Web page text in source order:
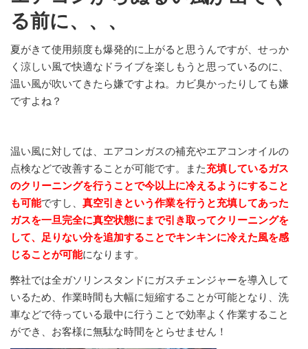
る前に、、、
夏がきて使用頻度も爆発的に上がると思うんですが、せっか
く涼しい風で快適なドライブを楽しもうと思っているのに、
温い風が吹いてきたら嫌ですよね。カビ臭かったりしても嫌
ですよね？
温い風に対しては、エアコンガスの補充やエアコンオイルの
点検などで改善することが可能です。また充填しているガス
のクリーニングを行うことで今以上に冷えるようにすること
も可能ですし、 真空引きという作業を行うと充填してあった
ガスを一旦完全に真空状態にまで引き取ってクリーニングを
して、足りない分を追加することでキンキンに冷えた風を感
じることが可能になります。
弊社では全ガソリンスタンドにガスチェンジャーを導入して
いるため、作業時間も大幅に短縮することが可能となり、洗
車などで待っている最中に行うことで効率よく作業すること
ができ、お客様に無駄な時間をとらせません！